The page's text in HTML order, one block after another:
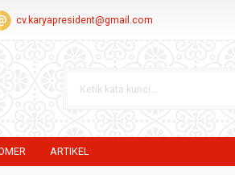
cv.karyapresident@gmail.com
ARTIKEL